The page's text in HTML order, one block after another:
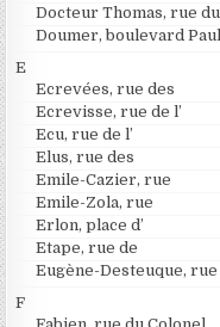
Docteur Thomas, rue du
Doumer, boulevard Paul
E
Ecrevées, rue des
Ecrevisse, rue de l’
Ecu, rue de l’
Elus, rue des
Emile-Cazier, rue
Emile-Zola, rue
Erlon, place d’
Etape, rue de
Eugène-Desteuque, rue
F